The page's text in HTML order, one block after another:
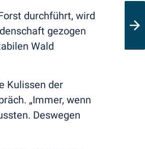
durchführt, wird
gezogen
Wald
Kulissen der
„Immer, wenn
Deswegen